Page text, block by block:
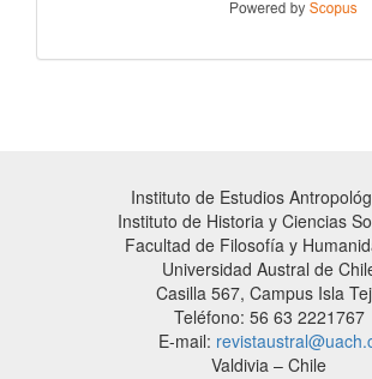
Instituto de Estudios
Instituto de Historia y Ciencias
Facultad de Filosofía y
Universidad Austral de
Casilla 567, Campus Isla
Teléfono: 56 63 2221767
E-mail:
Valdivia – Chile